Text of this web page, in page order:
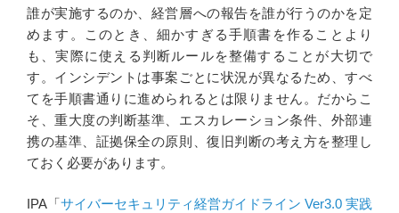
誰が実施するのか、経営層への報告を誰が行うのかを定
めます。このとき、細かすぎる手順書を作ることより
も、実際に使える判断ルールを整備することが大切で
す。インシデントは事案ごとに状況が異なるため、すべ
てを手順書通りに進められるとは限りません。だからこ
そ、重大度の判断基準、エスカレーション条件、外部連
携の基準、証拠保全の原則、復旧判断の考え方を整理し
ておく必要があります。
IPA「サイバーセキュリティ経営ガイドライン Ver3.0 実践